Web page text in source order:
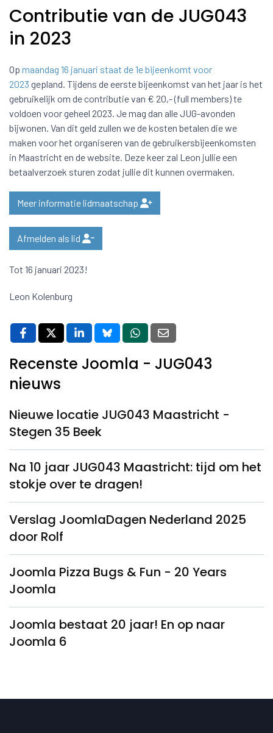
Contributie van de JUG043
in 2023
Op maandag 16 januari staat de 1e bijeenkomt voor
2023 gepland. Tijdens de eerste bijeenkomst van het jaar is het
gebruikelijk om de contributie van € 20,- (full members) te
voldoen voor geheel 2023. Je mag dan alle JUG-avonden
bijwonen. Van dit geld zullen we de kosten betalen die we
maken voor het organiseren van de gebruikersbijeenkomsten
in Maastricht en de website. Deze keer zal Leon jullie een
betaalverzoek sturen zodat jullie dit kunnen overmaken.
Meer informatie lidmaatschap
Afmelden als lid
Tot 16 januari 2023!
Leon Kolenburg
Recenste Joomla - JUG043
nieuws
Nieuwe locatie JUG043 Maastricht -
Stegen 35 Beek
Na 10 jaar JUG043 Maastricht: tijd om het
stokje over te dragen!
Verslag JoomlaDagen Nederland 2025
door Rolf
Joomla Pizza Bugs & Fun - 20 Years
Joomla
Joomla bestaat 20 jaar! En op naar
Joomla 6